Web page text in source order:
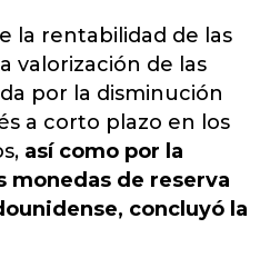
la rentabilidad de las
valorización de las
por la disminución
a corto plazo en los
así como por la
monedas de reserva
concluyó la